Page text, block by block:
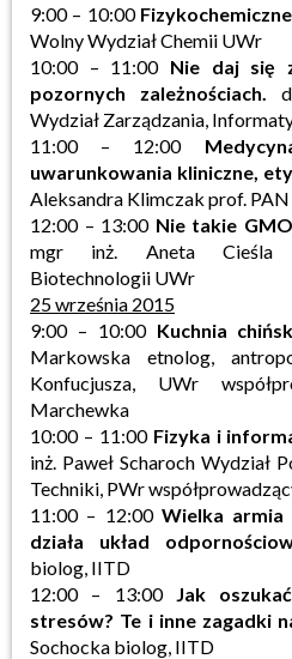
9:00 – 10:00
Wolny Wydział Chemii UWr
10:00 – 11:00 Nie daj się
pozornych zależnościach.
Wydział Zarządzania,
11:00 – 12:00
uwarunkowania kliniczne,
Aleksandra Klimczak prof.
12:00 – 13:00 Nie takie
mgr inż. Aneta Cieśla
Biotechnologii UWr
25 września 2015
9:00 – 10:00 Kuchnia
Markowska etnolog,
Konfucjusza, UWr
Marchewka
10:00 – 11:00 Fizyka i
inż. Paweł Scharoch Wydział
Techniki, PWr
11:00 – 12:00 Wielka
działa układ
biolog, IITD
12:00 – 13:00 Jak
stresów? Te i inne zagadki
Sochocka biolog, IITD